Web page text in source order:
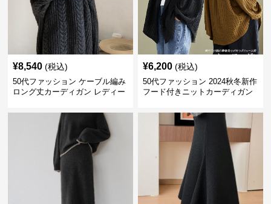
¥8,540 (税込)
50代ファッション ケーブル編み
ロング丈カーディガン レディー
¥6,200 (税込)
50代ファッション 2024秋冬新作
フード付きニットカーディガン